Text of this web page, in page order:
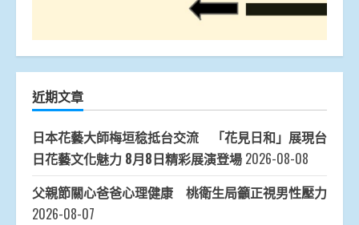
近期文章
日本花藝大師梅垣稔抵台交流 「花見日和」展現台
日花藝文化魅力 8月8日精彩展演登場 2026-08-08
父親節關心爸爸心理健康 桃衛生局籲正視男性壓力
2026-08-07